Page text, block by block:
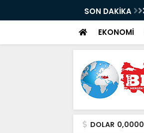
SON DAKİKA
etmişti: Engelli gencin umre hayali
EKONOMİ
DOLAR 0,0000